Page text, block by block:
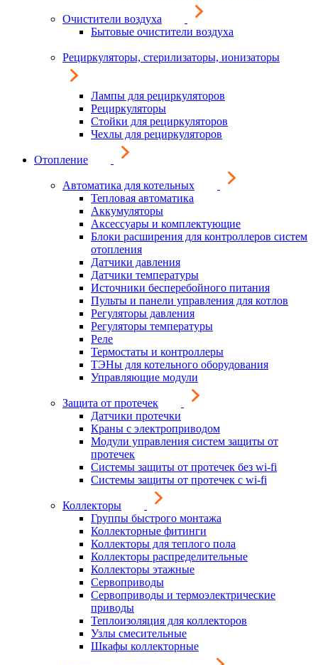
Очистители воздуха
Бытовые очистители воздуха
Рециркуляторы, стерилизаторы, ионизаторы
Лампы для рециркуляторов
Рециркуляторы
Стойки для рециркуляторов
Чехлы для рециркуляторов
Отопление
Автоматика для котельных
Тепловая автоматика
Аккумуляторы
Аксессуары и комплектующие
Блоки расширения для контроллеров систем
отопления
Датчики давления
Датчики температуры
Источники бесперебойного питания
Пульты и панели управления для котлов
Регуляторы давления
Регуляторы температуры
Реле
Термостаты и контроллеры
ТЭНы для котельного оборудования
Управляющие модули
Защита от протечек
Датчики протечки
Краны с электроприводом
Модули управления систем защиты от
протечек
Системы защиты от протечек без wi-fi
Системы защиты от протечек с wi-fi
Коллекторы
Группы быстрого монтажа
Коллекторные фитинги
Коллекторы для теплого пола
Коллекторы распределительные
Коллекторы этажные
Сервоприводы
Сервоприводы и термоэлектрические
приводы
Теплоизоляция для коллекторов
Узлы смесительные
Шкафы коллекторные